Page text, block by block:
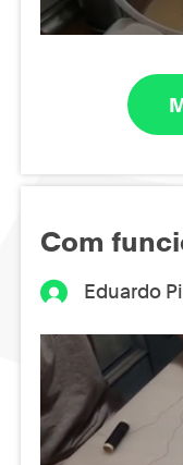
Com
Eduardo